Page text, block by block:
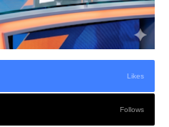
Likes
Follows